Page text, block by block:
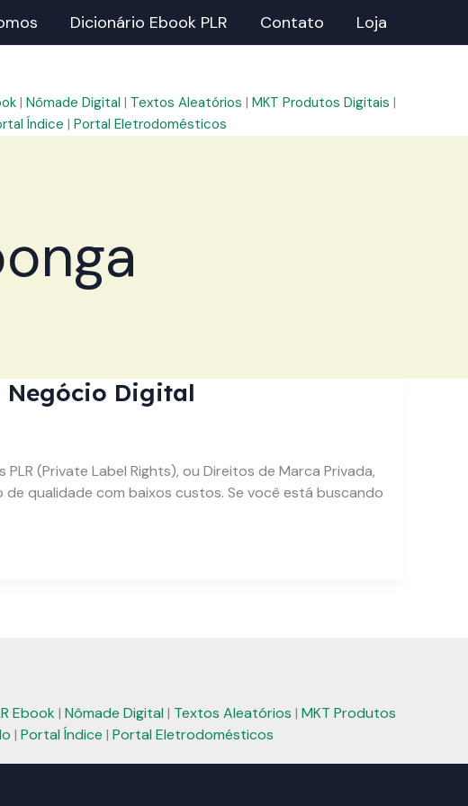
Dicionário Ebook PLR Contato Loja
| Nômade Digital | Textos Aleatórios | MKT Produtos Digitais |
Índice | Portal Eletrodomésticos
Negócio Digital
(Private Label Rights), ou Direitos de Marca Privada,
qualidade com baixos custos. Se você está buscando
Ebook | Nômade Digital | Textos Aleatórios | MKT Produtos
| Portal Índice | Portal Eletrodomésticos